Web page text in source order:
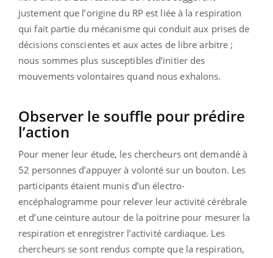
justement que l’origine du RP est liée à la respiration
qui fait partie du mécanisme qui conduit aux prises de
décisions conscientes et aux actes de libre arbitre ;
nous sommes plus susceptibles d’initier des
mouvements volontaires quand nous exhalons.
Observer le souffle pour prédire
l’action
Pour mener leur étude, les chercheurs ont demandé à
52 personnes d’appuyer à volonté sur un bouton. Les
participants étaient munis d’un électro-
encéphalogramme pour relever leur activité cérébrale
et d’une ceinture autour de la poitrine pour mesurer la
respiration et enregistrer l’activité cardiaque. Les
chercheurs se sont rendus compte que la respiration,